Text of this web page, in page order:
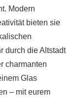
Modern
bieten sie
durch die Altstadt
charmanten
Glas
– mit eurem